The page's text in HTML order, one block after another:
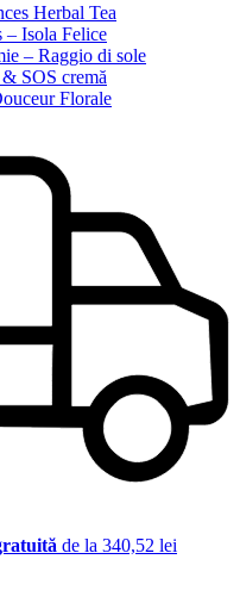
Herbal Tea
– Isola Felice
– Raggio di sole
SOS cremă
Florale
de la 340,52 lei